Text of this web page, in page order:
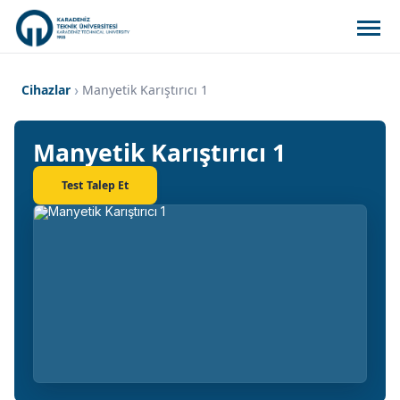
Cihazlar Manyetik Karıştırıcı 1
Manyetik Karıştırıcı 1
Test Talep Et